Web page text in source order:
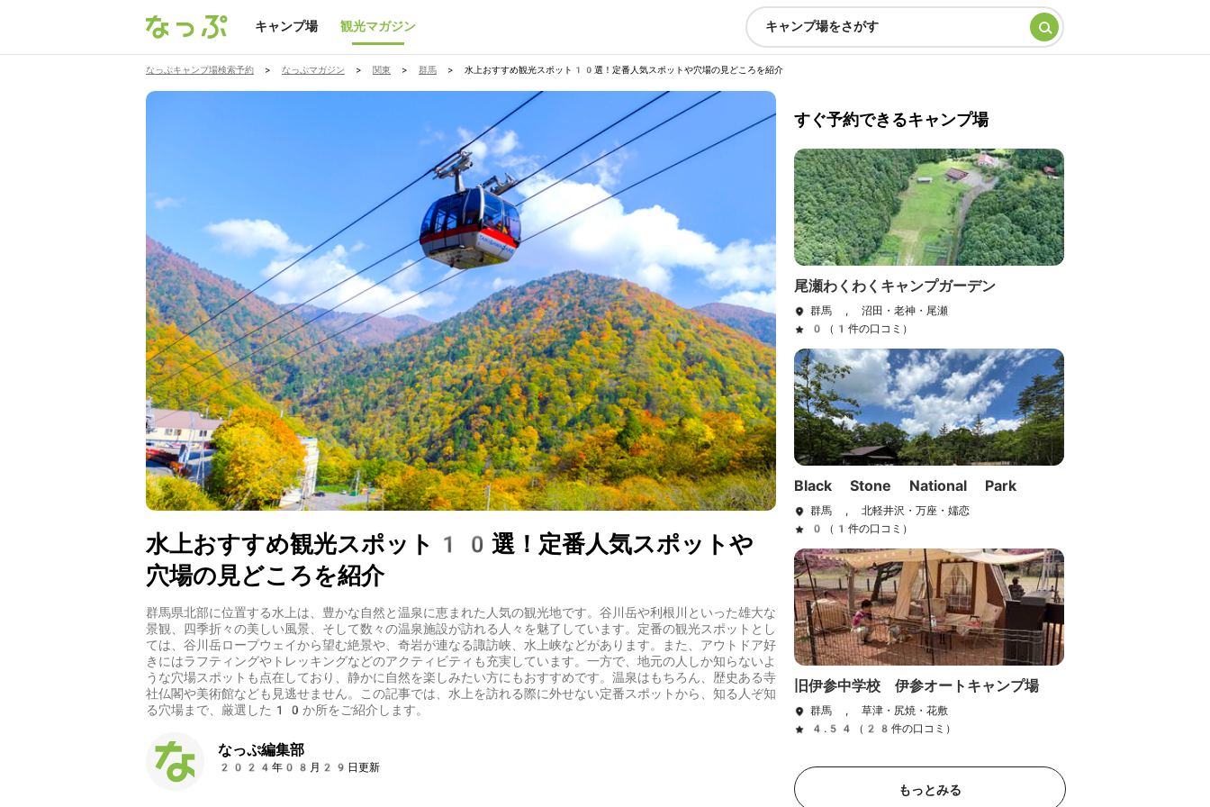
キャンプ場 観光マガジン キャンプ場をさがす
なっぷキャンプ場検索予約 > なっぷマガジン > 関東 > 群馬 > 水上おすすめ観光スポット10選！定番人気スポットや穴場の見どころを紹介
水上おすすめ観光スポット10選！定番人気スポットや
穴場の見どころを紹介
群馬県北部に位置する水上は、豊かな自然と温泉に恵まれた人気の観光地です。谷川岳や利根川といった雄大な
景観、四季折々の美しい風景、そして数々の温泉施設が訪れる人々を魅了しています。定番の観光スポットとし
ては、谷川岳ロープウェイから望む絶景や、奇岩が連なる諏訪峡、水上峡などがあります。また、アウトドア好
きにはラフティングやトレッキングなどのアクティビティも充実しています。一方で、地元の人しか知らないよ
うな穴場スポットも点在しており、静かに自然を楽しみたい方にもおすすめです。温泉はもちろん、歴史ある寺
社仏閣や美術館なども見逃せません。この記事では、水上を訪れる際に外せない定番スポットから、知る人ぞ知
る穴場まで、厳選した10か所をご紹介します。
なっぷ編集部
2024年08月29日更新
すぐ予約できるキャンプ場
尾瀬わくわくキャンプガーデン
群馬 , 沼田・老神・尾瀬
0（1件の口コミ）
Black Stone National Park
群馬 , 北軽井沢・万座・嬬恋
0（1件の口コミ）
旧伊参中学校 伊参オートキャンプ場
群馬 , 草津・尻焼・花敷
4.54（28件の口コミ）
もっとみる